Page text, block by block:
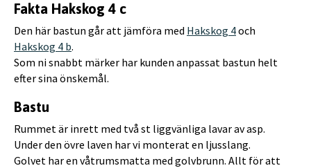
Fakta Hakskog 4 c
Den här bastun går att jämföra med Hakskog 4och
Hakskog 4 b.
Som ni snabbt märker har kunden anpassat bastun helt
efter sina önskemål.
Bastu
Rummet är inrett med två st liggvänliga lavar av asp.
Under den övre laven har vi monterat en ljusslang.
Golvet har en våtrumsmatta med golvbrunn. Allt för att